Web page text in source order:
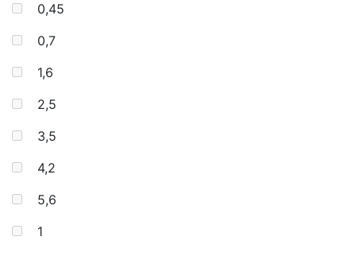
0,45
0,7
1,6
2,5
3,5
4,2
5,6
1